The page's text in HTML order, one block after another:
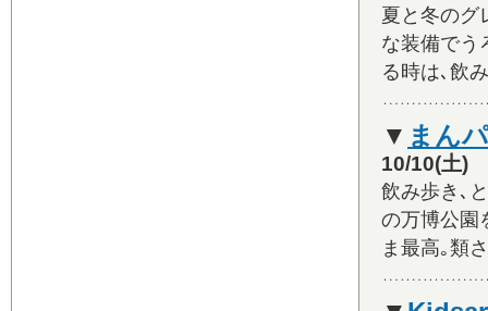
夏と冬のグ
な装備でう
る時は､飲
▼ まん
10/10(土)
飲み歩き､
の万博公園
ま最高｡類